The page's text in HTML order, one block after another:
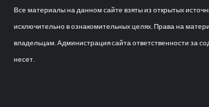
Все материалы на данном сайте взяты из открытых
исключительно в ознакомительных целях. Права на
владельцам. Администрация сайта ответственности за
несет.